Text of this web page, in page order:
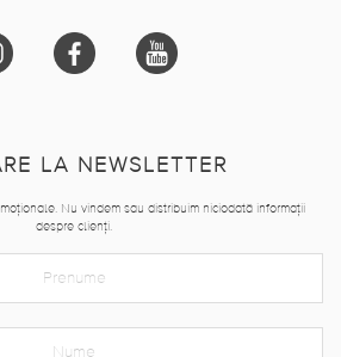
LA NEWSLETTER
Nu vindem sau distribuim niciodată informații
despre clienți.